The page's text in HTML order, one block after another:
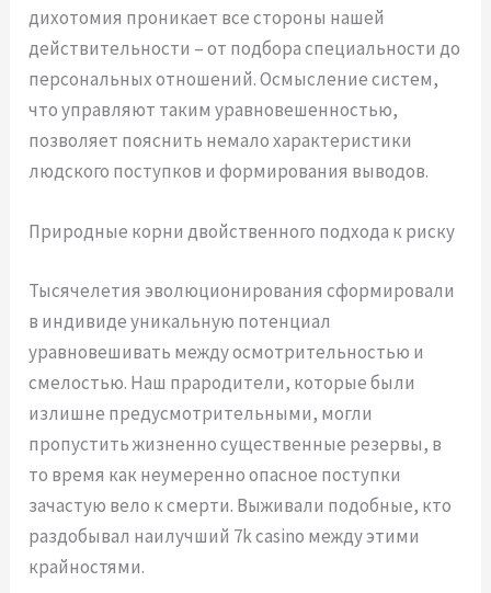
дихотомия проникает все стороны нашей
действительности – от подбора специальности до
персональных отношений. Осмысление систем,
что управляют таким уравновешенностью,
позволяет пояснить немало характеристики
людского поступков и формирования выводов.
Природные корни двойственного подхода к риску
Тысячелетия эволюционирования сформировали
в индивиде уникальную потенциал
уравновешивать между осмотрительностью и
смелостью. Наш прародители, которые были
излишне предусмотрительными, могли
пропустить жизненно существенные резервы, в
то время как неумеренно опасное поступки
зачастую вело к смерти. Выживали подобные, кто
раздобывал наилучший 7k casino между этими
крайностями.